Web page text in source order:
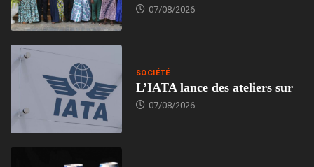
07/08/2026
SOCIÉTÉ
L’IATA lance des ateliers sur
07/08/2026